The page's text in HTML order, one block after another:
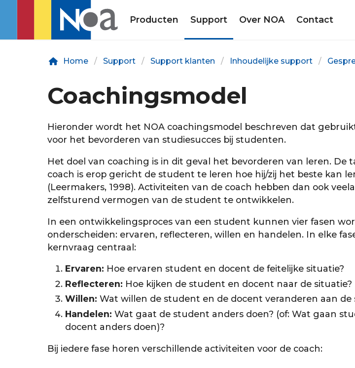
Producten Support Over NOA Contact
Home Support Support klanten Inhoudelijke support
Coachingsmodel
Hieronder wordt het NOA coachingsmodel beschreven dat
voor het bevorderen van studiesucces bij studenten.
Het doel van coaching is in dit geval het bevorderen van leren. De
coach is erop gericht de student te leren hoe hij/zij het beste kan
(Leermakers, 1998). Activiteiten van de coach hebben dan ook
zelfsturend vermogen van de student te ontwikkelen.
In een ontwikkelingsproces van een student kunnen vier fasen
onderscheiden: ervaren, reflecteren, willen en handelen. In elke
kernvraag centraal:
Ervaren: Hoe ervaren student en docent de feitelijke situatie?
Reflecteren: Hoe kijken de student en docent naar de situatie?
Willen: Wat willen de student en de docent veranderen aan de
Handelen: Wat gaat de student anders doen? (of: Wat gaan
docent anders doen)?
Bij iedere fase horen verschillende activiteiten voor de coach: